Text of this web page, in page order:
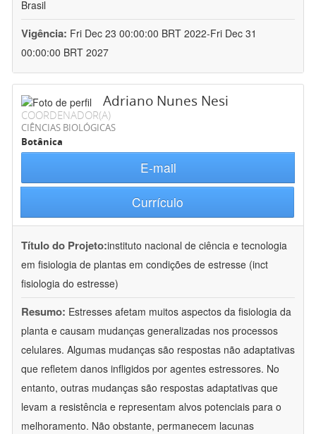
Brasil
Vigência: Fri Dec 23 00:00:00 BRT 2022-Fri Dec 31
00:00:00 BRT 2027
Adriano Nunes Nesi
COORDENADOR(A)
CIÊNCIAS BIOLÓGICAS
Botânica
E-mail
Currículo
Título do Projeto:instituto nacional de ciência e tecnologia
em fisiologia de plantas em condições de estresse (inct
fisiologia do estresse)
Resumo: Estresses afetam muitos aspectos da fisiologia da
planta e causam mudanças generalizadas nos processos
celulares. Algumas mudanças são respostas não adaptativas
que refletem danos infligidos por agentes estressores. No
entanto, outras mudanças são respostas adaptativas que
levam a resistência e representam alvos potenciais para o
melhoramento. Não obstante, permanecem lacunas